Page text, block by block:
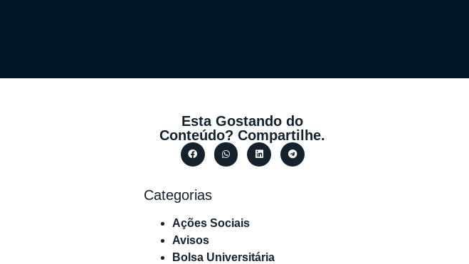
Esta Gostando do
Conteúdo? Compartilhe.
Categorias
Ações Sociais
Avisos
Bolsa Universitária